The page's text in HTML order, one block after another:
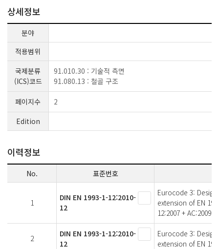
상세정보
분야
적용범위
국제분류
(ICS)코드
91.010.30 : 기술적 측면
91.080.13 : 철골 구조
페이지수
2
Edition
이력정보
No. 표준번호
1
DIN EN 1993-1-12:2010-
12
Eurocode 3:
extension of EN
12:2007 + AC:2009
2
DIN EN 1993-1-12:2010-
12
Eurocode 3:
extension of EN